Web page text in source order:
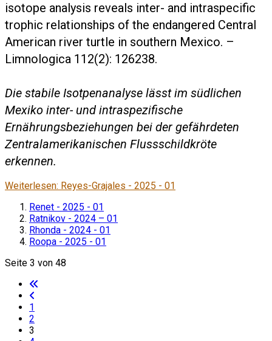
isotope analysis reveals inter- and intraspecific
trophic relationships of the endangered Central
American river turtle in southern Mexico. –
Limnologica 112(2): 126238.
Die stabile Isotpenanalyse lässt im südlichen
Mexiko inter- und intraspezifische
Ernährungsbeziehungen bei der gefährdeten
Zentralamerikanischen Flussschildkröte
erkennen.
Weiterlesen: Reyes-Grajales - 2025 - 01
Renet - 2025 - 01
Ratnikov - 2024 – 01
Rhonda - 2024 - 01
Roopa - 2025 - 01
Seite 3 von 48
1
2
3